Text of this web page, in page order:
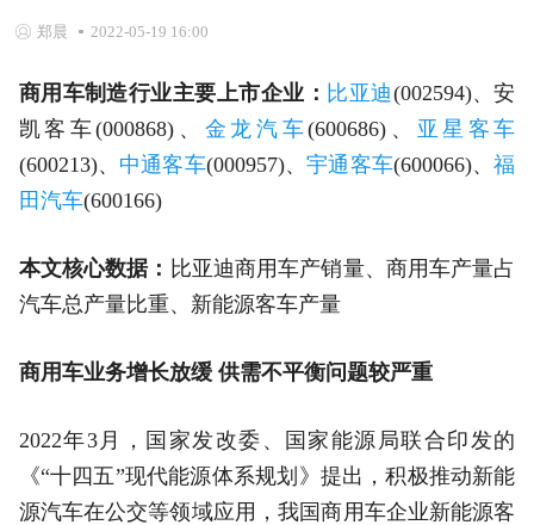
郑晨 2022-05-19 16:00
商用车制造行业主要上市企业： 比亚迪(002594)、安
凯客车(000868)、 金龙汽车(600686)、 亚星客车
(600213)、 中通客车(000957)、宇通客车(600066)、福
田汽车(600166)
本文核心数据： 比亚迪商用车产销量、商用车产量占
汽车总产量比重、新能源客车产量
商用车业务增长放缓 供需不平衡问题较严重
2022年3月，国家发改委、国家能源局联合印发的
《“十四五”现代能源体系规划》提出，积极推动新能
源汽车在公交等领域应用，我国商用车企业新能源客